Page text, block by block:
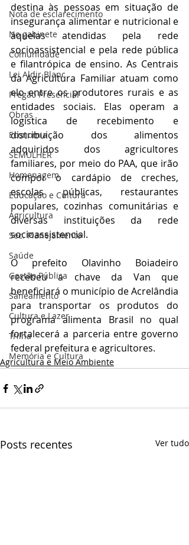
Nota de esclarecimento
No gabinete
Comunidade
Lei Aldir Blanc
Pregão Presencial
Obras
Economia
SEMULHER
Homenagem
Educação e Cultura
Agricultura
Sec. Planejamento
Saúde
Gestão Pública
Saneamento
Cultura e Lazer
Trilha
Memória e Cultura
destina às pessoas em situação de
insegurança alimentar e nutricional e
àquelas atendidas pela rede
socioassistencial e pela rede pública
e filantrópica de ensino. As Centrais
da Agricultura Familiar atuam como
elo entre os produtores rurais e as
entidades sociais. Elas operam a
logística de recebimento e
distribuição dos alimentos
adquiridos dos agricultores
familiares, por meio do PAA, que irão
compor o cardápio de creches,
escolas públicas, restaurantes
populares, cozinhas comunitárias e
diversas instituições da rede
socioassistencial.
O prefeito Olavinho Boiadeiro
recebeu a chave da Van que
beneficiará o município de Acrelândia
para transportar os produtos do
programa alimenta Brasil no qual
fortalecerá a parceria entre governo
federal prefeitura e agricultores.
Agricultura e Meio Ambiente
Posts recentes Ver tudo